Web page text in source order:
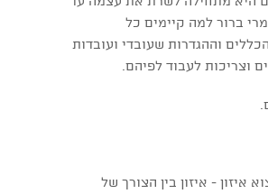
ברור למה קיימים כל
וההגדרות שעובדי ועובדות
וצריכות לעבוד לפיהם.
איזון - איזון בין הצורך של